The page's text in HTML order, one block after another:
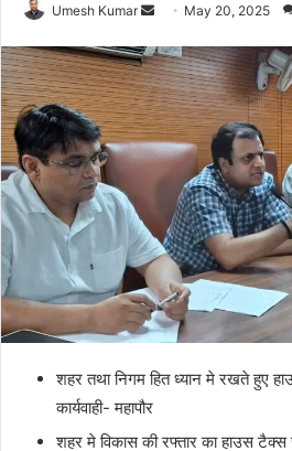
Umesh Kumar
Send
email
May 20, 2025
शहर तथा निगम हित ध्यान मे रखते हुए
कार्यवाही- महापौर
शहर मे विकास की रफ्तार का हाउस